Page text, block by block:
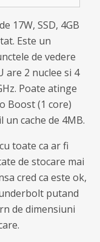
17W, SSD, 4GB
Este un
de vedere
are 2 nuclee si 4
Poate atinge
Boost (1 core)
un cache de 4MB.
toate ca ar fi
de stocare mai
cred ca este ok,
putand
de dimensiuni